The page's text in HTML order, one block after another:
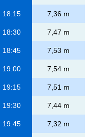
18:15 7,36 m
18:30 7,47 m
18:45 7,53 m
19:00 7,54 m
19:15 7,51 m
19:30 7,44 m
19:45 7,32 m